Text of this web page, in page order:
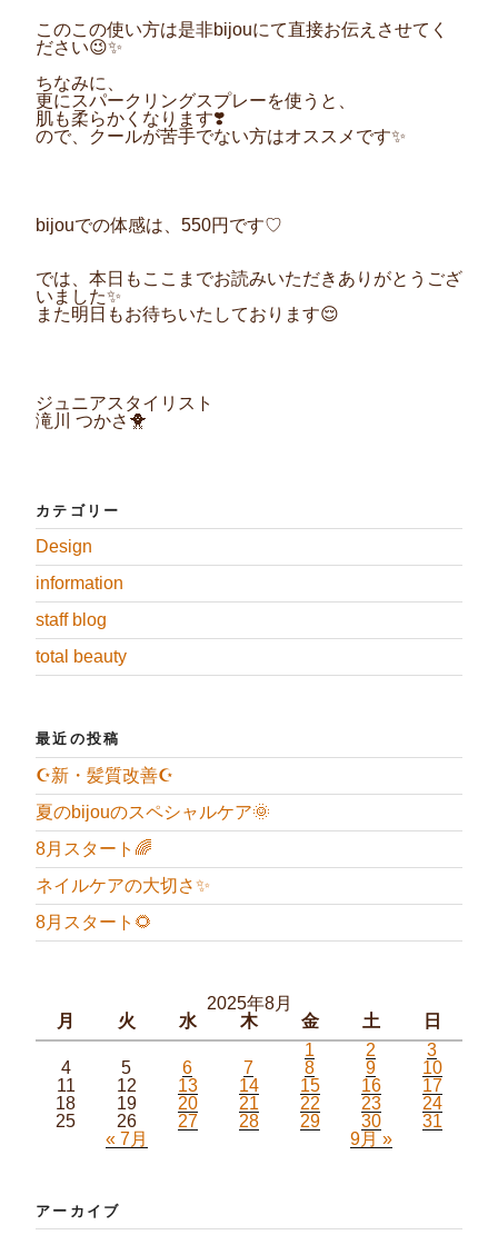
このこの使い方は是非bijouにて直接お伝えさせてく
ださい😉✨
ちなみに、
更にスパークリングスプレーを使うと、
肌も柔らかくなります❣️
ので、クールが苦手でない方はオススメです✨
bijouでの体感は、550円です♡
では、本日もここまでお読みいただきありがとうござ
いました✨
また明日もお待ちいたしております😌
ジュニアスタイリスト
滝川 つかさ🐥
カテゴリー
Design
information
staff blog
total beauty
最近の投稿
☪️新・髪質改善☪️
夏のbijouのスペシャルケア🌞
8月スタート🌈
ネイルケアの大切さ✨
8月スタート🌻
2025年8月
月
火 水 木 金 土 日
« 7月 9月 »
1 2
3
4
5 6 7 8 9
10
11
12 13 14 15 16
17
18
19 20 21 22 23
24
25
26 27 28 29 30 31
アーカイブ